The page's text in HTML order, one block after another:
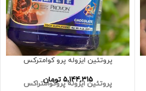
پروتئین ایزوله پرو کوامترکس
5,144,315 تومان
پروتئین ایزوله پروکوامتراکس